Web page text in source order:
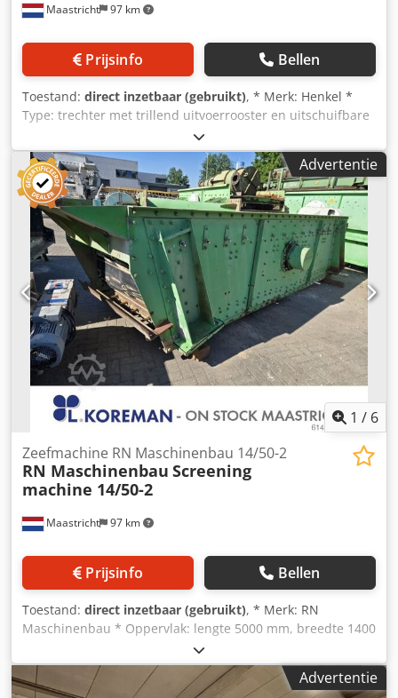
Maastricht 97 km
Prijsinfo Bellen
Toestand: direct inzetbaar (gebruikt), * Merk: Henkel *
Type: trechter met trillend uitvoerrooster en uitschuifbare
transportband. * Afmetingen trechter: 4500 x 2400 x 1000
mm Codpfozqdxvex Akkerf * Afmetingen uitschuifbare
transportband: A-A lengte 7000 mm, bandbreedte 1000
mm * Aandrijving: tandwielkast. * Afmetingen
uitvoerrooster: 4000 x 2600 mm * Aandrijving: 2
trillermotoren.
Advertentie
1 / 6
Maastricht 97 km
Zeefmachine RN Maschinenbau 14/50-2
RN Maschinenbau Screening
machine 14/50-2
Prijsinfo Bellen
Toestand: direct inzetbaar (gebruikt), * Merk: RN
Maschinenbau * Oppervlak: lengte 5000 mm, breedte 1400
mm – 2 niveaus Codpfx Akszqdczokorf * Aandrijving: 15 kW
elektromotor
Advertentie